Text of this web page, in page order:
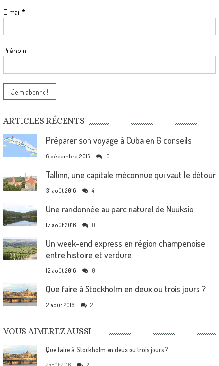
E-mail *
Prénom
ARTICLES RÉCENTS
Préparer son voyage à Cuba en 6 conseils
6 décembre 2016 0
Tallinn, une capitale méconnue qui vaut le détour
31 août 2016 4
Une randonnée au parc naturel de Nuuksio
17 août 2016 0
Un week-end express en région champenoise
entre histoire et verdure
12 août 2016 0
Que faire à Stockholm en deux ou trois jours ?
2 août 2016 2
VOUS AIMEREZ AUSSI
Que faire à Stockholm en deux ou trois jours ?